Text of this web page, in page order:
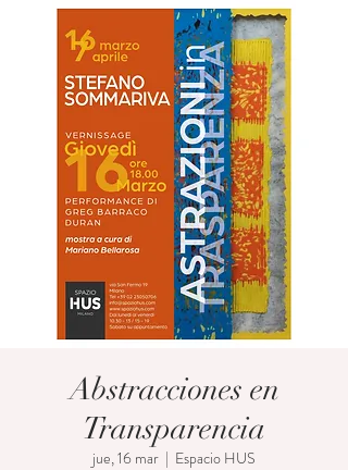
Abstracciones en
Transparencia
jue, 16 mar
  |
Espacio HUS